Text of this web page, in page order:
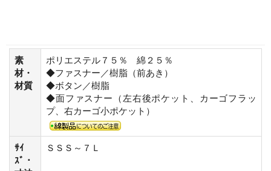
素
材・
材質
ポリエステル７５％ 綿２５％
◆ファスナー／樹脂（前あき）
◆ボタン／樹脂
◆面ファスナー（左右後ポケット、カーゴフラッ
プ、右カーゴ小ポケット）
ｻｲ
ｽﾞ・
ＳＳＳ～７Ｌ